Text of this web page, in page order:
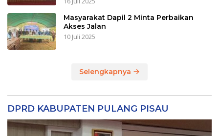
Masyarakat Dapil 2 Minta Perbaikan
Akses Jalan
10 Juli 2025
Selengkapnya
DPRD KABUPATEN PULANG PISAU